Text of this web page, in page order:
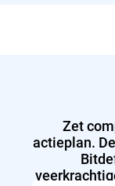
Zet
actieplan.